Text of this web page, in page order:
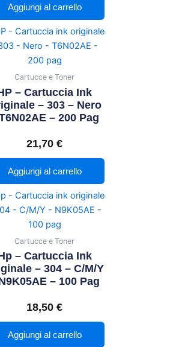
Aggiungi al carrello
Cartucce e Toner
– Cartuccia Ink
– 303 – Nero
– 200 Pag
21,70 €
Aggiungi al carrello
Cartucce e Toner
– Cartuccia Ink
– 304 – C/M/Y
– 100 Pag
18,50 €
Aggiungi al carrello